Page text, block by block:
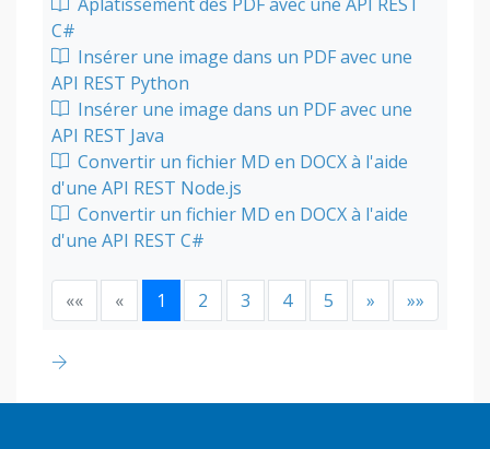
C#
Insérer une image dans un PDF avec une
API REST Python
Insérer une image dans un PDF avec une
API REST Java
Convertir un fichier MD en DOCX à l'aide
d'une API REST Node.js
Convertir un fichier MD en DOCX à l'aide
d'une API REST C#
«« « 1 2 3 4 5 » »»